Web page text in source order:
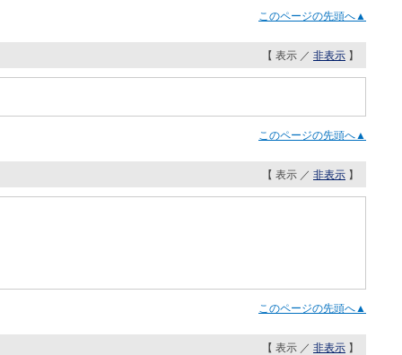
このページの先頭へ▲
【 表示 ／ 非表示 】
このページの先頭へ▲
【 表示 ／ 非表示 】
このページの先頭へ▲
【 表示 ／ 非表示 】